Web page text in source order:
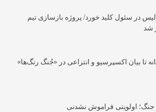
در سئول کلید خورد/ پروژه بازسازی تیم
شد
تا بیان اکسپرسیو و انتزاعی در «جُنگ رنگ‌ها»
اولویتی فراموش نشدنی